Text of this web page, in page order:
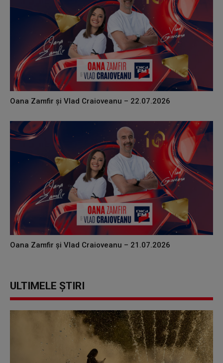
Oana Zamfir și Vlad Craioveanu – 22.07.2026
Oana Zamfir și Vlad Craioveanu – 21.07.2026
ULTIMELE ȘTIRI